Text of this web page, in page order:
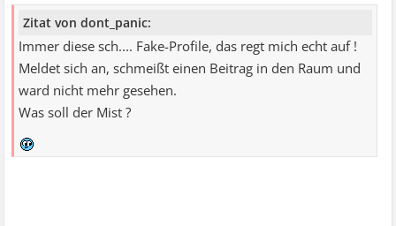
Zitat von dont_panic:
Immer diese sch.... Fake-Profile, das regt mich echt auf !
Meldet sich an, schmeißt einen Beitrag in den Raum und
ward nicht mehr gesehen.
Was soll der Mist ?